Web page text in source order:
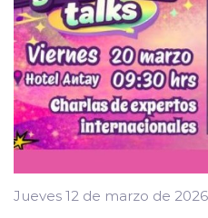
Jueves 12 de marzo de 2026